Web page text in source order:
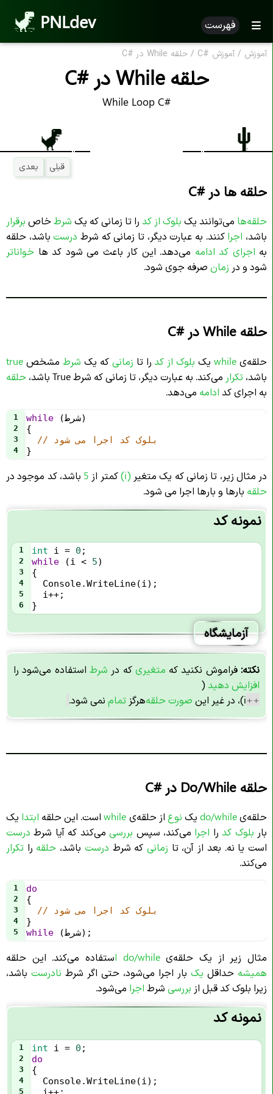
PNLdev فهرست
آموزش / آموزش C#
/ حلقه While در C#
حلقه While در C#
While Loop C#
قبلی بعدی
حلقه ها درC#
حلقه‌ها می‌توانند یک بلوک از کد را تا زمانی که یک شرط خاص برقرار
باشد، اجراکنند. به عبارت دیگر، تا زمانی که شرط درست باشد، حلقه
به اجرای کد ادامه می‌دهد. این کار باعث می شود کد ها خواناتر
شود و در زمان صرفه جوی شود.
حلقه While در C#
حلقه‌ی while یکبلوک از کد را تا زمانیکه یک شرط مشخص true
باشد، تکرار می‌کند. به عبارت دیگر، تا زمانی که شرط True باشد،
حلقه
به اجرای کد ادامه می‌دهد.
1 while (شرط)
2 {
3 // بلوک کد اجرا می شود
4 }
در مثال زیر، تا زمانی که یک متغیر(i) کمتر از 5 باشد، کد موجود در
حلقه بارها و بارها اجرا می شود.
نمونه کد
1 int i = 0 ;
2 while (i < 5)
3 {
4 Console.WriteLine(i);
5 i++;
6 }
آزمایشگاه
نکته: فراموش نکنید که متغیریکه در شرط استفاده می‌شود را
افزایش دهید(
++i)، در غیر این صورت حلقههرگز تمام نمی شود.
حلقه Do/While در C#
حلقه‌یdo/while یک نوع از حلقه‌ی while است. این حلقه ابتدا یک
بار بلوک کدرا اجرا می‌کند، سپس بررسی می‌کند که آیا شرط درست
است یا نه. بعد از آن، تا زمانی که شرط درست باشد، حلقه را تکرار
می‌کند.
1 do
2 {
3 // بلوک کد اجرا می شود
4 }
5 while (شرط);
مثال زیر از یک حلقه‌یdo/while ا
ستفاده می‌کند. این حلقه
همیشه حداقل یک بار اجرا می‌شود، حتی اگر شرط نادرست باشد،
زیرا بلوک کد قبل از بررسی شرط اجرا می‌شود.
نمونه کد
1 int i = 0 ;
2 do
3 {
4 Console.WriteLine(i );
5